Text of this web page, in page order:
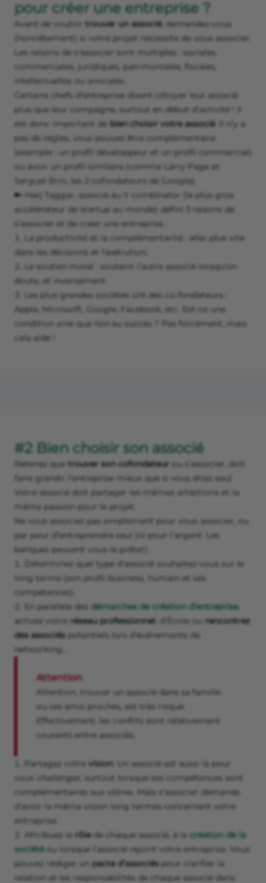
pour créer une entreprise ?
Avant de vouloir trouver un associé, demandez-vous
(honnêtement) si votre projet nécessite de vous associer.
Les raisons de s'associer sont multiples : sociales,
commerciales, juridiques, patrimoniales, fiscales,
intellectuelles ou amicales.
Certains chefs d’entreprise disent côtoyer leur associé
plus que leur compagne, surtout en début d’activité ! Il
est donc important de bien choisir votre associé. Il n’y a
pas de règles, vous pouvez être complémentaire
(exemple : un profil développeur et un profil commercial)
ou avoir un profil similaire (comme Larry Page et
Sergueï Brin, les 2 cofondateurs de Google).
🔑 Harj Taggar, associé au Y combinator (le plus gros
accélérateur de startup au monde) défini 3 raisons de
s’associer et de créer une entreprise :
La productivité et la complémentarité : aller plus vite
dans les décisions et l'exécution.
Le soutien moral : soutenir l’autre associé lorsqu’on
doute, et inversement.
Les plus grandes sociétés ont des co-fondateurs :
Apple, Microsoft, Google, Facebook, etc. Est-ce une
condition sine qua non au succès ? Pas forcément, mais
cela aide !
#2 Bien choisir son associé
Retenez que trouver son cofondateur ou s’associer, doit
faire grandir l’entreprise mieux que si vous étiez seul.
Votre associé doit partager les mêmes ambitions et la
même passion pour le projet.
Ne vous associez pas simplement pour vous associer, ou
par peur d’entreprendre seul (ni pour l’argent. Les
banques peuvent vous le prêter).
Déterminez quel type d’associé souhaitez-vous sur le
long terme (son profil business, humain et ses
compétences).
En parallèle des démarches de création d’entreprise,
activez votre réseau professionnel , d'École ou rencontrez
des associés potentiels lors d'événements de
networking…
Attention
Attention, trouver un associé dans sa famille
ou ses amis proches, est très risqué.
Effectivement, les conflits sont relativement
courants entre associés.
Partagez votre vision. Un associé est aussi là pour
vous
challenger
, surtout lorsque ses compétences sont
complémentaires aux vôtres. Mais s’associer demande
d’avoir la même vision long termes concernant votre
entreprise.
Attribuez le rôlede chaque associé, à la création de la
sociétéou lorsque l’associé rejoint votre entreprise. Vous
pouvez rédiger un pacte d’associés pour clarifier la
relation et les responsabilités de chaque associé dans